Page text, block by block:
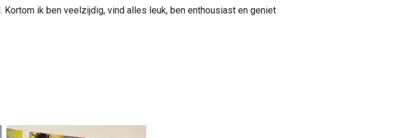
. Kortom ik ben veelzijdig, vind alles leuk, ben enthousiast en geniet